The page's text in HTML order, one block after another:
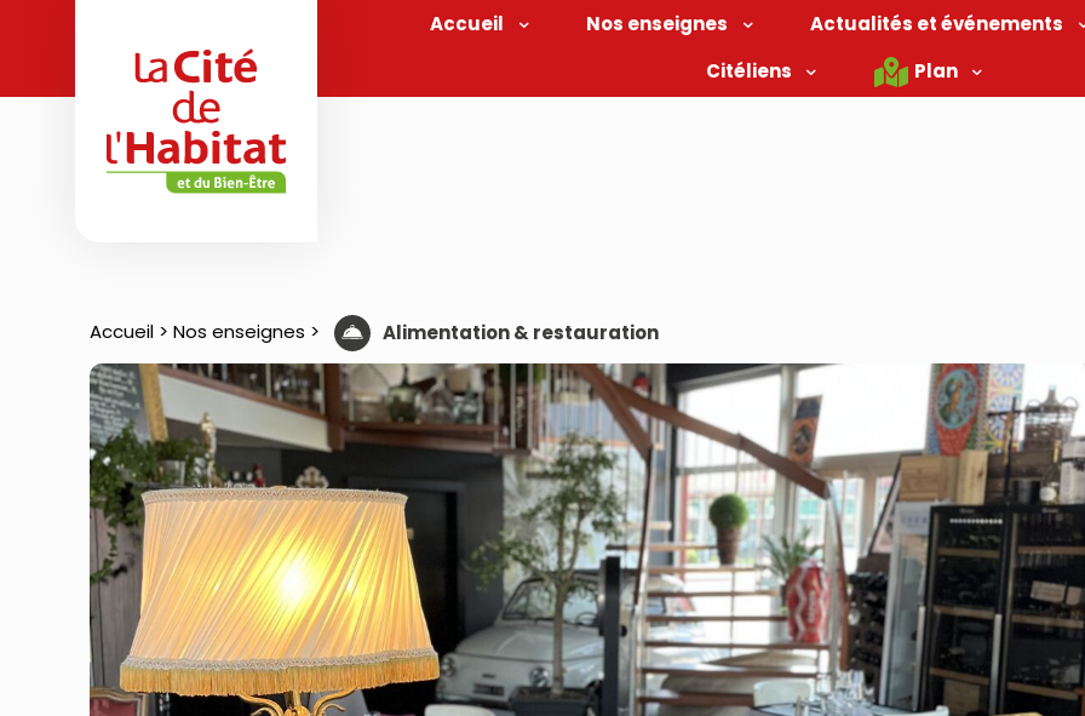
Accueil Nos enseignes
Actualités et événements
Citéliens
Plan
Accueil > Nos enseignes > Alimentation & restauration